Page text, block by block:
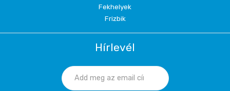
Fekhelyek
Frizbik
Hírlevél